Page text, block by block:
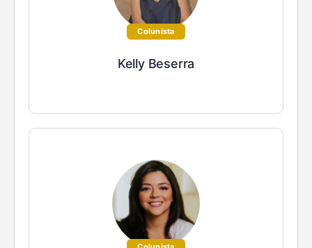
Colunista
Kelly Beserra